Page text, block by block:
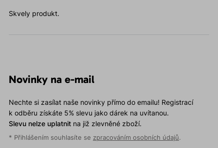
Skvely produkt.
Novinky na e-mail
Nechte si zasílat naše novinky přímo do emailu! Registrací
k odběru získáte 5% slevu jako dárek na uvítanou.
Slevu nelze uplatnitna již zlevněné zboží.
* Přihlášením souhlasíte se zpracováním osobních údajů.